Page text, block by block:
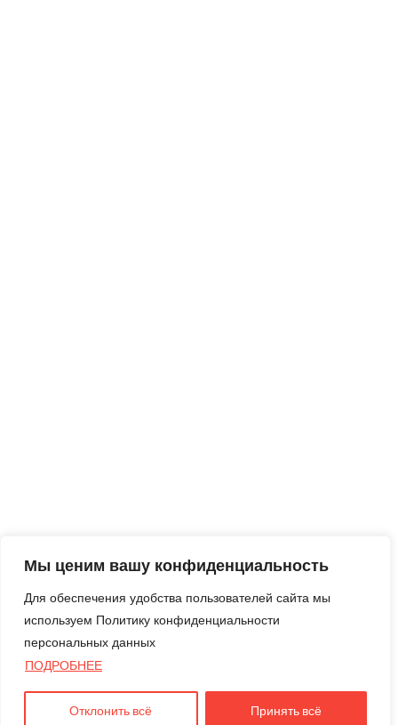
Мы ценим вашу конфиденциальность
Для обеспечения удобства пользователей сайта мы
используем Политику конфиденциальности
персональных данных
ПОДРОБНЕЕ
Отклонить всё Принять всё